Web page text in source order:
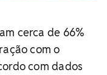
cerca de 66%
com o
com dados